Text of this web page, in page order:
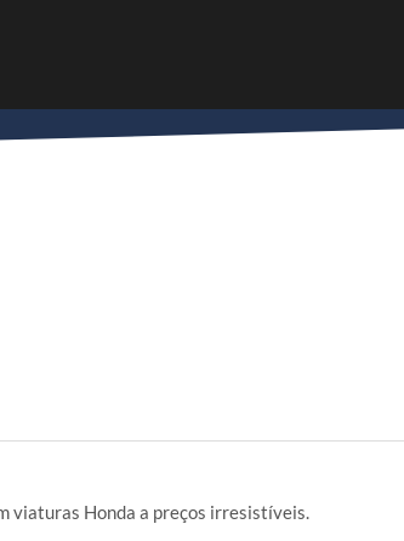
viaturas Honda a preços irresistíveis.